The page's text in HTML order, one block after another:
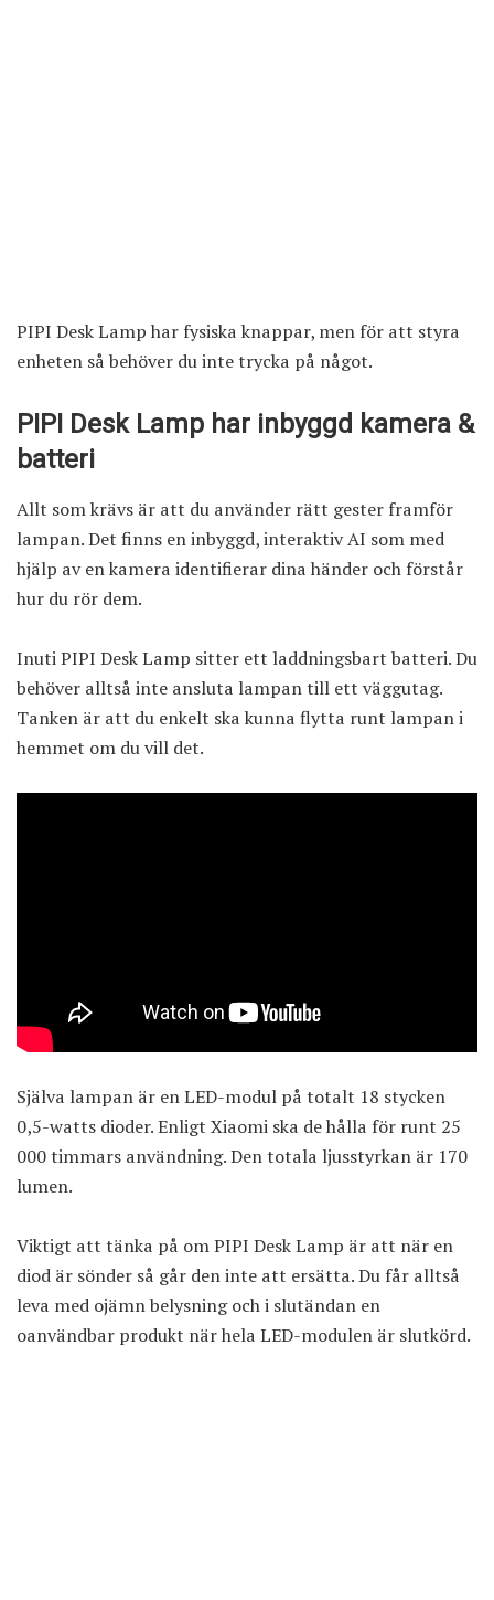
PIPI Desk Lamp har fysiska knappar, men för att styra
enheten så behöver du inte trycka på något.
PIPI Desk Lamp har inbyggd kamera &
batteri
Allt som krävs är att du använder rätt gester framför
lampan. Det finns en inbyggd, interaktiv AI som med
hjälp av en kamera identifierar dina händer och förstår
hur du rör dem.
Inuti PIPI Desk Lamp sitter ett laddningsbart batteri. Du
behöver alltså inte ansluta lampan till ett väggutag.
Tanken är att du enkelt ska kunna flytta runt lampan i
hemmet om du vill det.
Själva lampan är en LED-modul på totalt 18 stycken
0,5-watts dioder. Enligt Xiaomi ska de hålla för runt 25
000 timmars användning. Den totala ljusstyrkan är 170
lumen.
Viktigt att tänka på om PIPI Desk Lamp är att när en
diod är sönder så går den inte att ersätta. Du får alltså
leva med ojämn belysning och i slutändan en
oanvändbar produkt när hela LED-modulen är slutkörd.